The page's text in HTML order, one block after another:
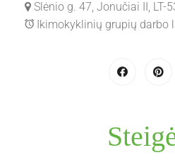
Slėnio g. 47, Jonučiai II, LT-
Ikimokyklinių grupių darbo